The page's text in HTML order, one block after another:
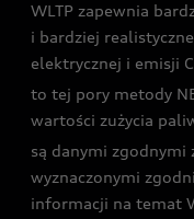
WLTP zapewnia
i bardziej
elektrycznej i emisji
to tej pory metody
wartości zużycia
są danymi
wyznaczonymi
informacji na temat